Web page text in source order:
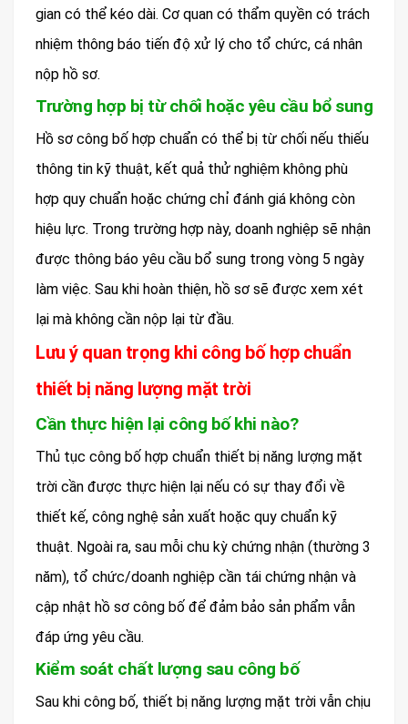
gian có thể kéo dài. Cơ quan có thẩm quyền có trách
nhiệm thông báo tiến độ xử lý cho tổ chức, cá nhân
nộp hồ sơ.
Trường hợp bị từ chối hoặc yêu cầu bổ sung
Hồ sơ công bố hợp chuẩn có thể bị từ chối nếu thiếu
thông tin kỹ thuật, kết quả thử nghiệm không phù
hợp quy chuẩn hoặc chứng chỉ đánh giá không còn
hiệu lực. Trong trường hợp này, doanh nghiệp sẽ nhận
được thông báo yêu cầu bổ sung trong vòng 5 ngày
làm việc. Sau khi hoàn thiện, hồ sơ sẽ được xem xét
lại mà không cần nộp lại từ đầu.
Lưu ý quan trọng khi công bố hợp chuẩn
thiết bị năng lượng mặt trời
Cần thực hiện lại công bố khi nào?
Thủ tục công bố hợp chuẩn thiết bị năng lượng mặt
trời cần được thực hiện lại nếu có sự thay đổi về
thiết kế, công nghệ sản xuất hoặc quy chuẩn kỹ
thuật. Ngoài ra, sau mỗi chu kỳ chứng nhận (thường 3
năm), tổ chức/doanh nghiệp cần tái chứng nhận và
cập nhật hồ sơ công bố để đảm bảo sản phẩm vẫn
đáp ứng yêu cầu.
Kiểm soát chất lượng sau công bố
Sau khi công bố, thiết bị năng lượng mặt trời vẫn chịu